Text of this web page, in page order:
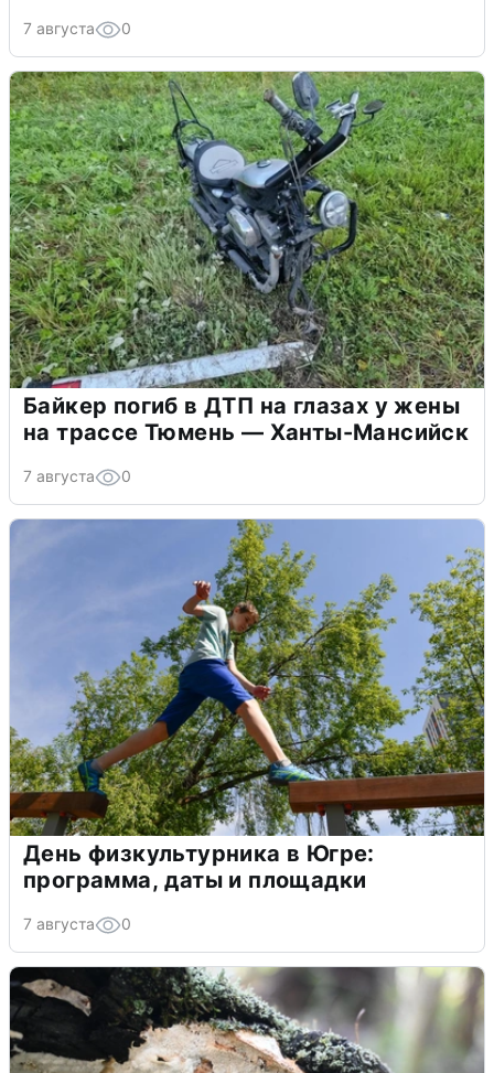
7 августа 0
Байкер погиб в ДТП на глазах у жены
на трассе Тюмень — Ханты-Мансийск
7 августа 0
День физкультурника в Югре:
программа, даты и площадки
7 августа 0